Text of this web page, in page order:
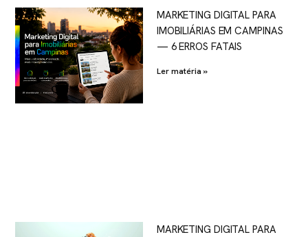
MARKETING DIGITAL PARA
IMOBILIÁRIAS EM CAMPINAS
— 6 ERROS FATAIS
Ler matéria »
MARKETING DIGITAL PARA